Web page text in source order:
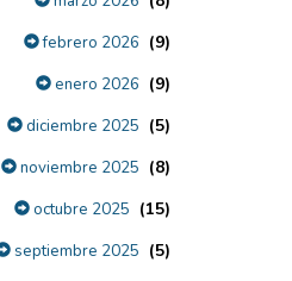
febrero 2026 (9)
enero 2026 (9)
diciembre 2025 (5)
noviembre 2025 (8)
octubre 2025 (15)
septiembre 2025 (5)